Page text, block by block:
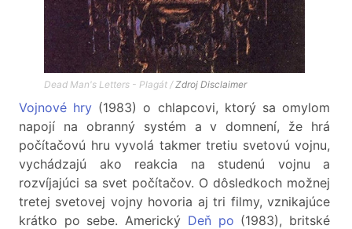
Dead Man's Letters - Plagát / Zdroj Disclaimer
Vojnové hry (1983) o chlapcovi, ktorý sa omylom
napojí na obranný systém a v domnení, že hrá
počítačovú hru vyvolá takmer tretiu svetovú vojnu,
vychádzajú ako reakcia na studenú vojnu a
rozvíjajúci sa svet počítačov. O dôsledkoch možnej
tretej svetovej vojny hovoria aj tri filmy, vznikajúce
krátko po sebe. Americký Deň po (1983), britské